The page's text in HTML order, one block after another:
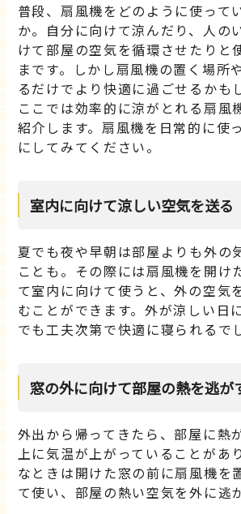
普段、扇風機をどのように使って
か。自分に向けて涼んだり、人の
けて部屋の空気を循環させたりと
まです。しかし扇風機の置く場所
るだけでより快適に過ごせるかも
ここでは効率的に涼がとれる扇風
紹介します。扇風機を日常的に使
にしてみてください。
室内に向けて涼しい空気を送る
夏でも夜や早朝は部屋よりも外の
ことも。その際には扇風機を開け
て室内に向けて使うと、外の空気
むことができます。外が涼しい日
でも工夫次第で快適に寝られるで
窓の外に向けて部屋の熱を逃が
外出から帰ってきたら、部屋に熱
上に気温が上がっていることがあ
なときは開けた窓の前に扇風機を
て使い、部屋の熱い空気を外に逃